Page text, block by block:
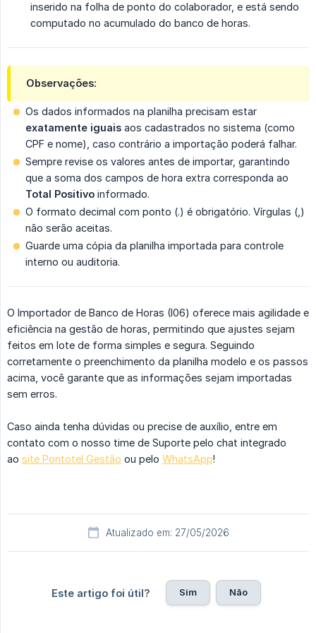
inserido na folha de ponto do colaborador, e está sendo
computado no acumulado do banco de horas.
Observações:
Os dados informados na planilha precisam estar
exatamente iguais aos cadastrados no sistema (como
CPF e nome), caso contrário a importação poderá falhar.
Sempre revise os valores antes de importar, garantindo
que a soma dos campos de hora extra corresponda ao
Total Positivo informado.
O formato decimal com ponto (.) é obrigatório. Vírgulas (,)
não serão aceitas.
Guarde uma cópia da planilha importada para controle
interno ou auditoria.
O Importador de Banco de Horas (I06) oferece mais agilidade e
eficiência na gestão de horas, permitindo que ajustes sejam
feitos em lote de forma simples e segura. Seguindo
corretamente o preenchimento da planilha modelo e os passos
acima, você garante que as informações sejam importadas
sem erros.
Caso ainda tenha dúvidas ou precise de auxílio, entre em
contato com o nosso time de Suporte pelo chat integrado
ao site Pontotel Gestão ou pelo WhatsApp!
Atualizado em: 27/05/2026
Este artigo foi útil? Sim Não